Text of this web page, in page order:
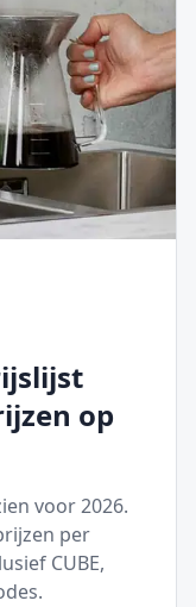
op
voor 2026.
per
CUBE,